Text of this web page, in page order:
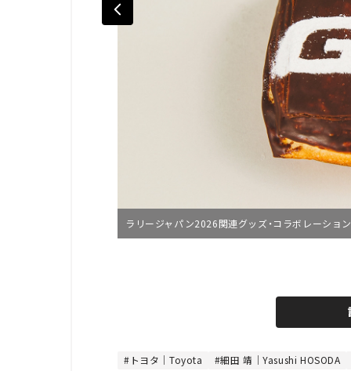
ラリージャパン2026関連グッズ・コラボレーショ
8
.
トヨタ｜Toyota 細田 靖｜Yasushi HOSODA